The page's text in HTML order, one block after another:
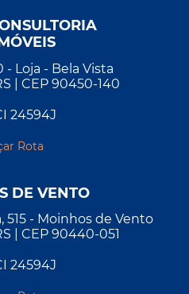
- Loja - Bela Vista
| CEP 90450-140
24594J
Rota
DE VENTO
515 - Moinhos de Vento
| CEP 90440-051
24594J